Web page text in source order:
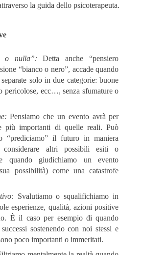
la guida dello psicoterapeuta.
o nulla”: Detta anche “pensiero
“bianco o nero”, accade quando
solo in due categorie: buone
pericolose, ecc…, senza sfumature o
Pensiamo che un evento avrà per
più importanti di quelle reali. Può
“prediciamo” il futuro in maniera
considerare altri possibili esiti o
quando giudichiamo un evento
possibilità) come una catastrofe
Svalutiamo o squalifichiamo in
esperienze, qualità, azioni positive
È il caso per esempio di quando
sostenendo con noi stessi e
poco importanti o immeritati.